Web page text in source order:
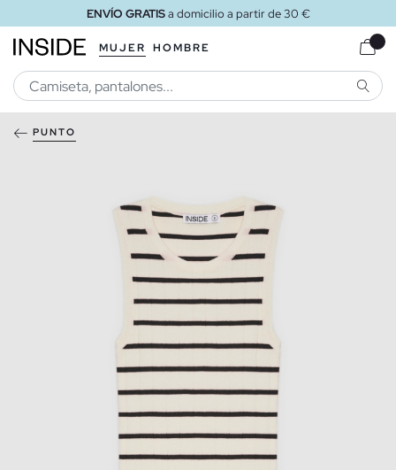
ENVÍO GRATISa domicilio a partir de 30 €
MUJER HOMBRE
PUNTO